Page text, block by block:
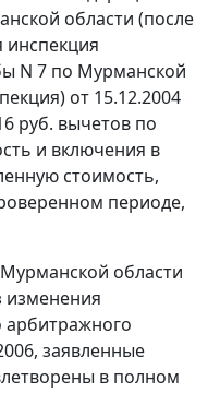
области (после
N 7 по Мурманской
от 15.12.2004
руб. вычетов по
и включения в
стоимость,
периоде,
области
изменения
арбитражного
заявленные
в полном